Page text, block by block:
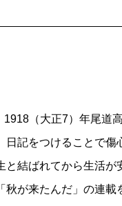
1918（大正7）年尾道
日記をつけることで
と結ばれてから生活
秋が来たんだ」の連